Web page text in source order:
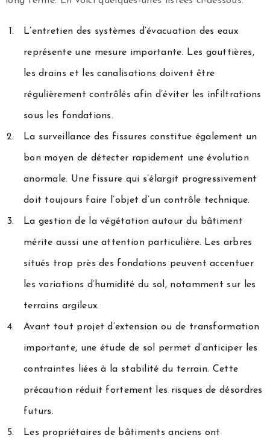
L’entretien des systèmes d’évacuation des eaux
représente une mesure importante. Les gouttières,
les drains et les canalisations doivent être
régulièrement contrôlés afin d’éviter les infiltrations
sous les fondations.
La surveillance des fissures constitue également un
bon moyen de détecter rapidement une évolution
anormale. Une fissure qui s’élargit progressivement
doit toujours faire l’objet d’un contrôle technique.
La gestion de la végétation autour du bâtiment
mérite aussi une attention particulière. Les arbres
situés trop près des fondations peuvent accentuer
les variations d’humidité du sol, notamment sur les
terrains argileux.
Avant tout projet d’extension ou de transformation
importante, une étude de sol permet d’anticiper les
contraintes liées à la stabilité du terrain. Cette
précaution réduit fortement les risques de désordres
futurs.
Les propriétaires de bâtiments anciens ont